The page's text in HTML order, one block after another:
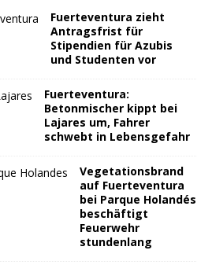
Fuerteventura zieht
Antragsfrist für
Stipendien für Azubis
und Studenten vor
Fuerteventura:
Betonmischer kippt bei
Lajares um, Fahrer
schwebt in Lebensgefahr
Vegetationsbrand
auf Fuerteventura
bei Parque Holandés
beschäftigt
Feuerwehr
stundenlang